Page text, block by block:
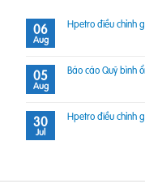
06
Aug
Hpetro điều chỉnh
05
Aug
Báo cáo Quỹ bình
30
Jul
Hpetro điều chỉnh